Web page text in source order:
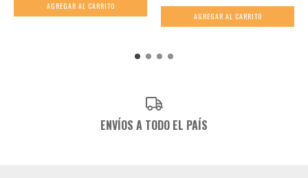
ENVÍOS A TODO EL PAÍS